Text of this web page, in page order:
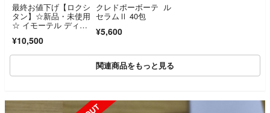
最終お値下げ【ロクシ
タン】☆新品・未使用
☆ イモーテル ディヴ
ヴ オイル b 30mL
¥10,500
クレドポーボーテ ル
セラムⅡ 40包
¥5,600
関連商品をもっと見る
SOLD OUT